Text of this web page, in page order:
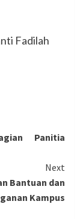
Fadilah
Panitia
Next
Bantuan dan
Kampus